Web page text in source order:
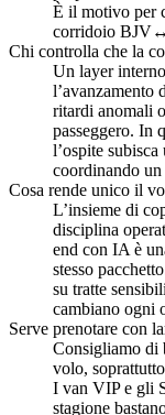
È il motivo per
corridoio
Chi controlla che la
Un layer
l’avanzamento
ritardi anomali
passeggero. In
l’ospite
coordinando
Cosa rende unico il
L’insieme di
disciplina
end con IA è
stesso
su tratte
cambiano ogni
Serve prenotare con
Consigliamo di
volo,
I van VIP e gli
stagione